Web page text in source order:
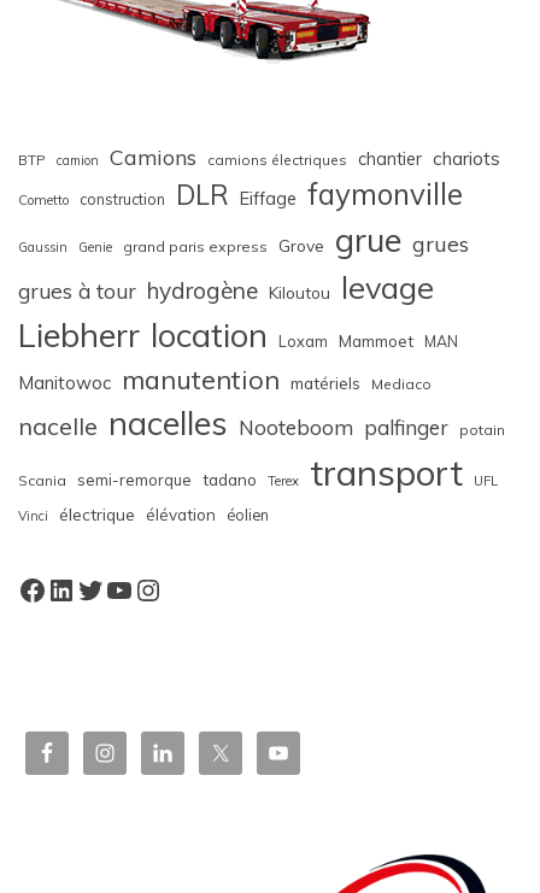
BTP camion Camions camions électriques chantier chariots
Cometto construction DLR Eiffage faymonville
Gaussin Genie grand paris express Grove grue grues
grues à tour hydrogène Kiloutou levage
Liebherr location Loxam Mammoet MAN
Manitowoc manutention matériels Mediaco
nacelle nacelles Nooteboom palfinger potain
Scania semi-remorque tadano Terex transport UFL
Vinci électrique élévation éolien
Facebook
LinkedIn
Twitter
YouTube
Instagram